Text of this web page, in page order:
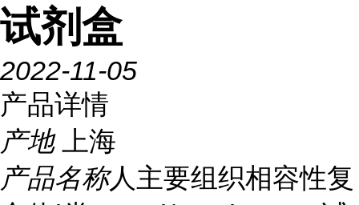
试剂盒
2022-11-05
产品详情
产地
上海
产品名称人主要组织相容性复